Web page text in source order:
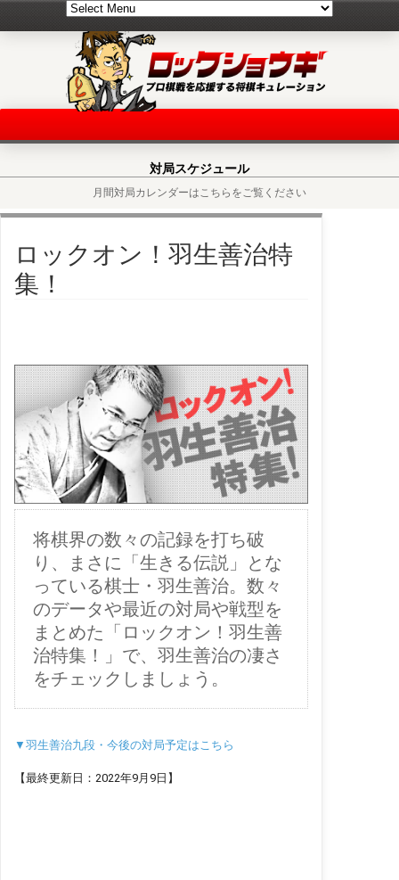
対局スケジュール
月間対局カレンダーはこちらをご覧ください
ロックオン！羽生善治特
集！
将棋界の数々の記録を打ち破
り、まさに「生きる伝説」とな
っている棋士・羽生善治。数々
のデータや最近の対局や戦型を
まとめた「ロックオン！羽生善
治特集！」で、羽生善治の凄さ
をチェックしましょう。
▼羽生善治九段・今後の対局予定はこちら
【最終更新日：2022年9月9日】